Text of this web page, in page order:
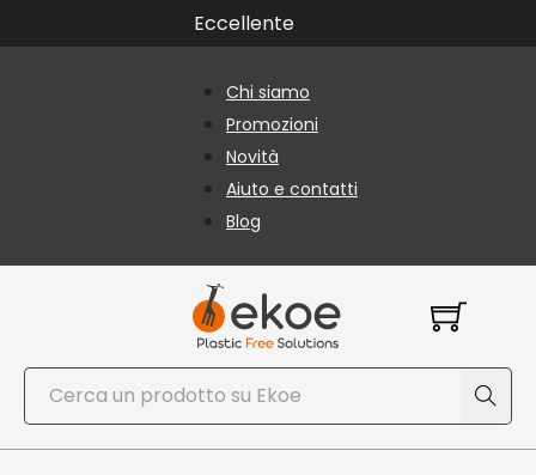
Vai al contenuto principale
Vai al piè di paginaEccellente
Chi siamo
Promozioni
Novità
Aiuto e contatti
Blog
Cerca